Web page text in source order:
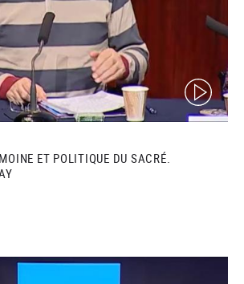
(video)
ET POLITIQUE DU SACRÉ.